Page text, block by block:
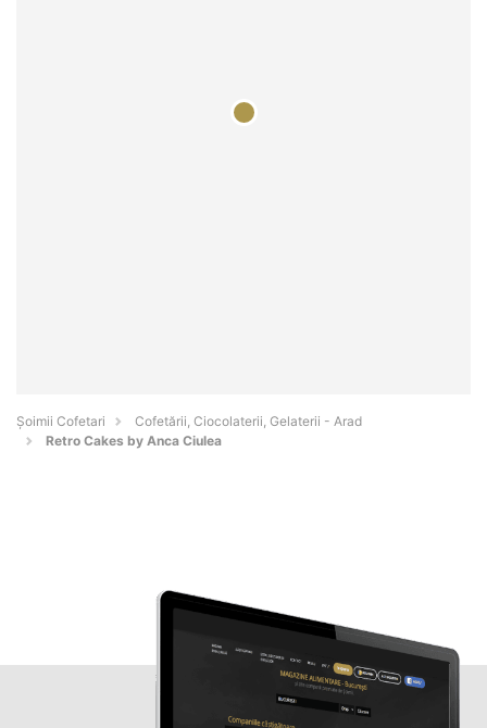
Șoimii Cofetari
Cofetării, Ciocolaterii, Gelaterii - Arad
Retro Cakes by Anca Ciulea